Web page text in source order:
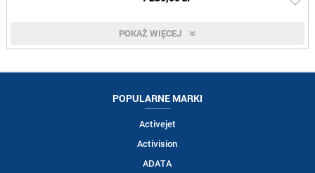
POKAŻ WIĘCEJ
POPULARNE MARKI
Activejet
Activision
ADATA